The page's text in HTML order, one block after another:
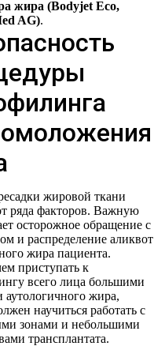
жира (Bodyjet Eco,
d AG).
жировой ткани
ряда факторов. Важную
осторожное обращение с
и распределение аликвот
жира пациента.
приступать к
всего лица большими
аутологичного жира,
научиться работать с
зонами и небольшими
трансплантата.